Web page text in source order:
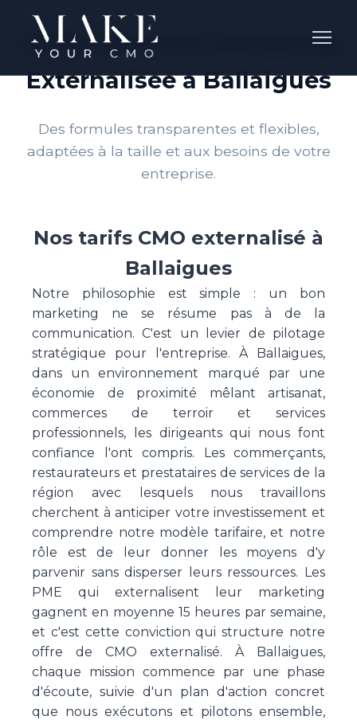
Tarifs Direction Marketing
Externalisée à Ballaigues
Des formules transparentes et flexibles,
adaptées à la taille et aux besoins de votre
entreprise.
Nos tarifs CMO externalisé à
Ballaigues
Notre philosophie est simple : un bon
marketing ne se résume pas à de la
communication. C'est un levier de pilotage
stratégique pour l'entreprise. À Ballaigues,
dans un environnement marqué par une
économie de proximité mêlant artisanat,
commerces de terroir et services
professionnels, les dirigeants qui nous font
confiance l'ont compris. Les commerçants,
restaurateurs et prestataires de services de la
région avec lesquels nous travaillons
cherchent à anticiper votre investissement et
comprendre notre modèle tarifaire, et notre
rôle est de leur donner les moyens d'y
parvenir sans disperser leurs ressources. Les
PME qui externalisent leur marketing
gagnent en moyenne 15 heures par semaine,
et c'est cette conviction qui structure notre
offre de CMO externalisé. À Ballaigues,
chaque mission commence par une phase
d'écoute, suivie d'un plan d'action concret
que nous exécutons et pilotons ensemble,